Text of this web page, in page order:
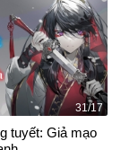
31/17
tuyết: Giả mạo